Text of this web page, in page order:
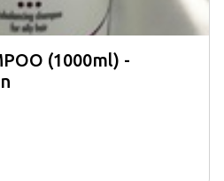
(1000ml) -